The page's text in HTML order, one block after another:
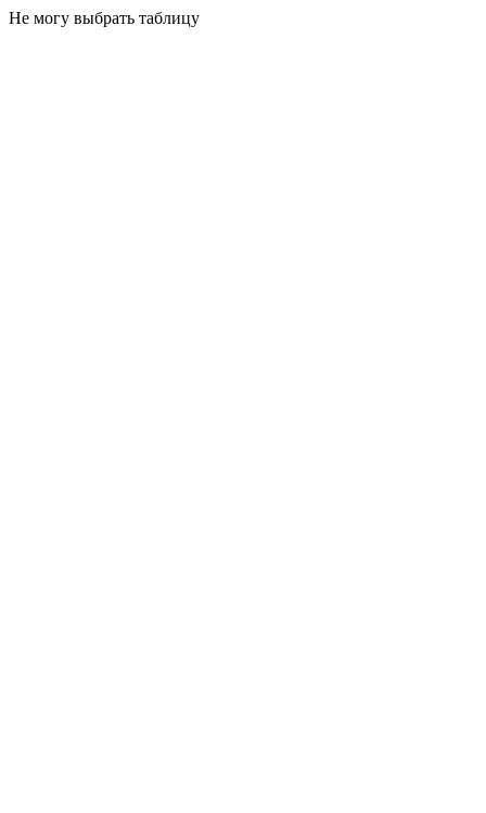
Не могу выбрать таблицу